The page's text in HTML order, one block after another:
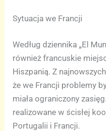
Sytuacja we Francji
Według dziennika „El
również francuskie
Hiszpanią. Z
że we Francji problemy
miała ograniczony
realizowane w ścisłej
Portugalii i Francji.